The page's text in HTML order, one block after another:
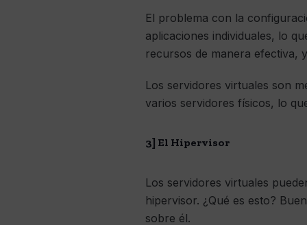
El problema con la
aplicaciones individuales, lo
recursos de manera efectiva,
Los servidores virtuales son
varios servidores físicos, lo
3] El Hipervisor
Los servidores virtuales
hipervisor. ¿Qué es esto?
sobre él.